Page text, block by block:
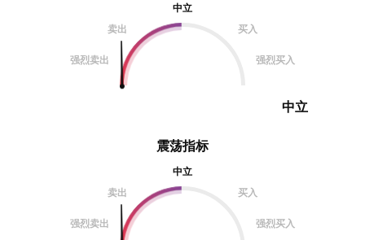
震荡指标
中立
卖出
买入
强烈卖出 强烈买入
中立
卖出
买入
强烈卖出 强烈买入
中立